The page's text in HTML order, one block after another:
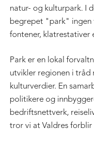
natur- og kulturpark. I
begrepet "park" ingen
fontener, klatrestativer
Park er en lokal
utvikler regionen i tråd
kulturverdier. En
politikere og
bedriftsnettverk,
tror vi at Valdres